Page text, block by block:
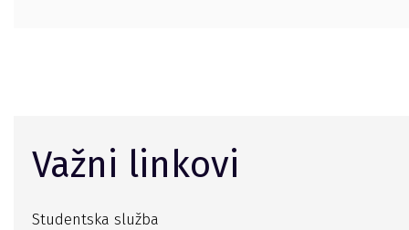
Važni linkovi
Studentska služba